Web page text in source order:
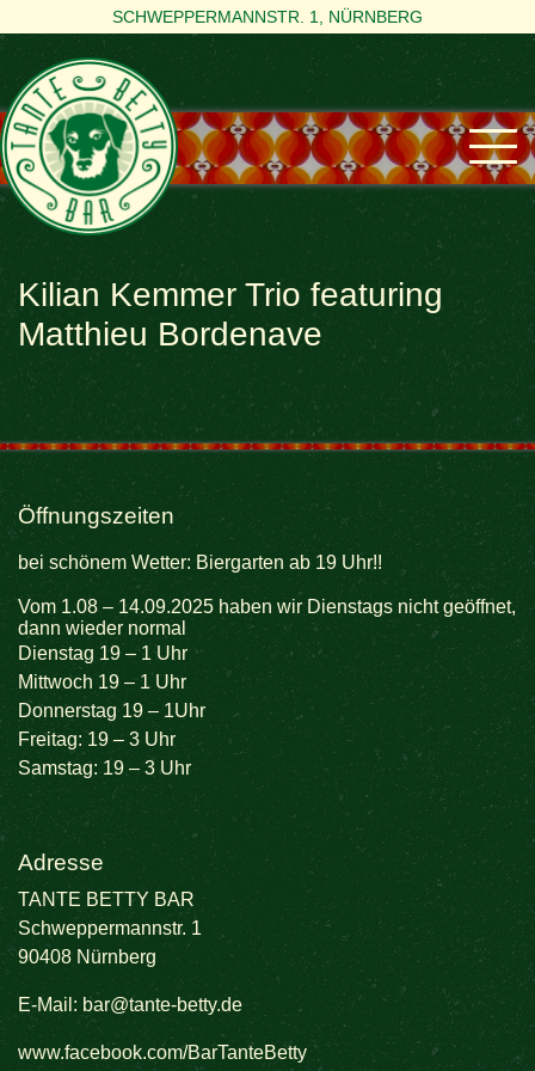
SCHWEPPERMANNSTR. 1, NÜRNBERG
Kilian Kemmer Trio featuring
Matthieu Bordenave
Öffnungszeiten
bei schönem Wetter: Biergarten ab 19 Uhr!!
Vom 1.08 – 14.09.2025 haben wir Dienstags nicht geöffnet,
dann wieder normal
Dienstag 19 – 1 Uhr
Mittwoch 19 – 1 Uhr
Donnerstag 19 – 1Uhr
Freitag: 19 – 3 Uhr
Samstag: 19 – 3 Uhr
Adresse
TANTE BETTY BAR
Schweppermannstr. 1
90408 Nürnberg
E-Mail: bar@tante-betty.de
www.facebook.com/BarTanteBetty